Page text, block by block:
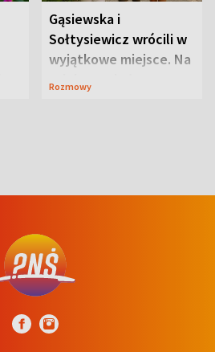
Gąsiewska i
Sołtysiewicz wrócili w
wyjątkowe miejsce. Na
Rozmowy